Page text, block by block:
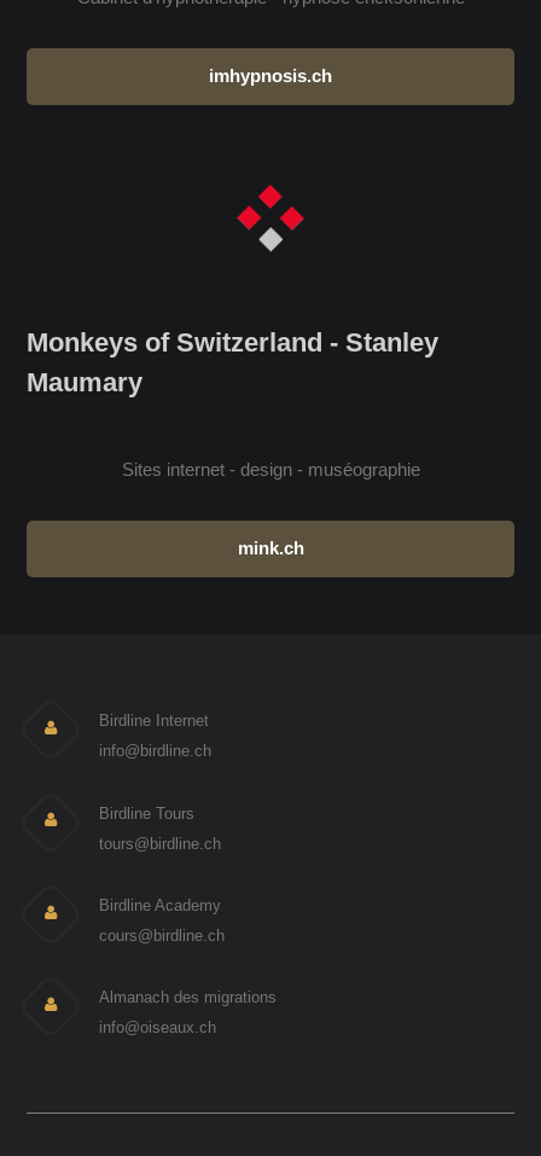
imhypnosis.ch
Monkeys of Switzerland - Stanley
Maumary
Sites internet - design - muséographie
mink.ch
Birdline Internet
info@birdline.ch
Birdline Tours
tours@birdline.ch
Birdline Academy
cours@birdline.ch
Almanach des migrations
info@oiseaux.ch